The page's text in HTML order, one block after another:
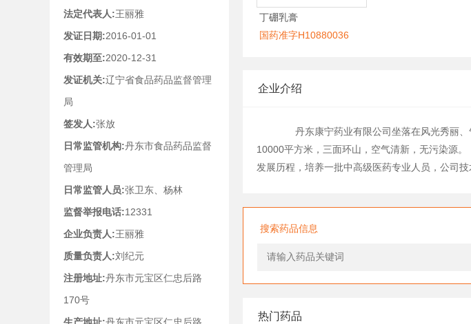
丁硼乳膏
国药准字H10880036
企业介绍
丹东康宁药业有限公司坐落在风光秀丽、
10000平方米，三面环山，空气清新，无污染源
发展历程，培养一批中高级医药专业人员，公司
搜索药品信息
热门药品
法定代表人:王丽雅
发证日期:2016-01-01
有效期至:2020-12-31
发证机关:辽宁省食品药品监督管理
局
签发人:张放
日常监管机构:丹东市食品药品监督
管理局
日常监管人员:张卫东、杨林
监督举报电话:12331
企业负责人:王丽雅
质量负责人:刘纪元
注册地址:丹东市元宝区仁忠后路
170号